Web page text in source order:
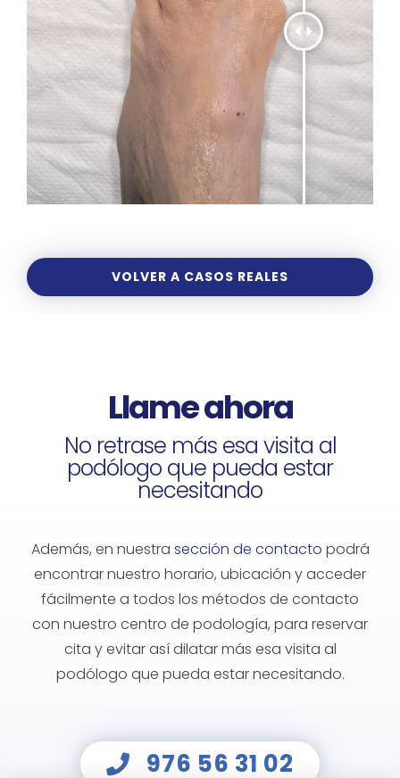
VOLVER A CASOS REALES
Llame ahora
No retrase más esa visita al
podólogo que pueda estar
necesitando
Además, en nuestra sección de contacto podrá
encontrar nuestro horario, ubicación y acceder
fácilmente a todos los métodos de contacto
con nuestro centro de podología, para reservar
cita y evitar así dilatar más esa visita al
podólogo que pueda estar necesitando.
976 56 31 02